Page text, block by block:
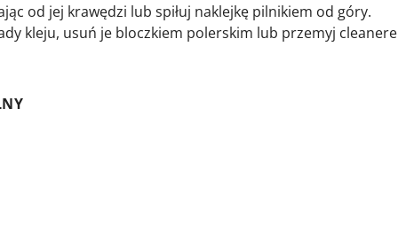
od jej krawędzi lub spiłuj naklejkę pilnikiem od góry.
kleju, usuń je bloczkiem polerskim lub przemyj